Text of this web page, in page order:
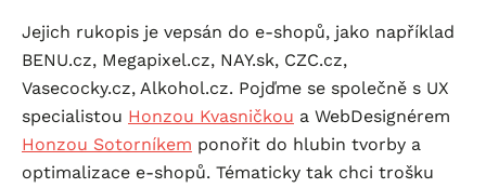
Jejich rukopis je vepsán do e-shopů, jako například
BENU.cz, Megapixel.cz, NAY.sk, CZC.cz,
Vasecocky.cz, Alkohol.cz. Pojďme se společně s UX
specialistou Honzou Kvasničkou a WebDesignérem
Honzou Sotorníkem ponořit do hlubin tvorby a
optimalizace e-shopů. Tématicky tak chci trošku